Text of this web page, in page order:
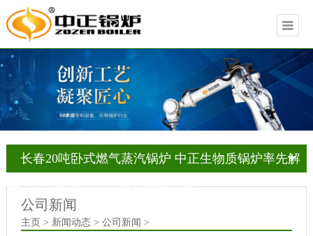
长春20吨卧式燃气蒸汽锅炉 中正生物质锅炉率先解
决了传统生物质燃效率不高的问题
公司新闻
主页 > 新闻动态 > 公司新闻 >